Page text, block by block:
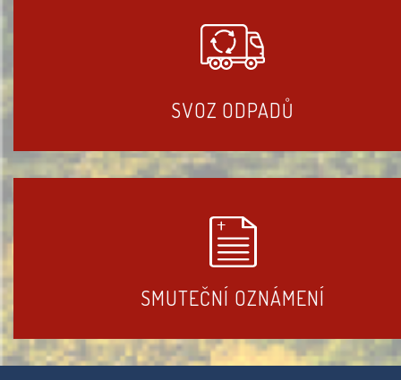
SVOZ ODPADŮ
SMUTEČNÍ OZNÁMENÍ